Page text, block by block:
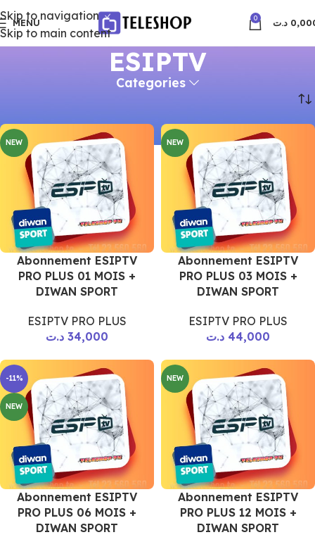
Skip to navigation
Skip to main content
MENU 0 د.ت
ESIPTV
Categories
NEW
Abonnement ESIPTV
PRO PLUS 01 MOIS +
DIWAN SPORT
ESIPTV PRO PLUS
34,000 د.ت
NEW
Abonnement ESIPTV
PRO PLUS 03 MOIS +
DIWAN SPORT
ESIPTV PRO PLUS
44,000 د.ت
-11%
NEW
Abonnement ESIPTV
PRO PLUS 06 MOIS +
DIWAN SPORT
NEW
Abonnement ESIPTV
PRO PLUS 12 MOIS +
DIWAN SPORT